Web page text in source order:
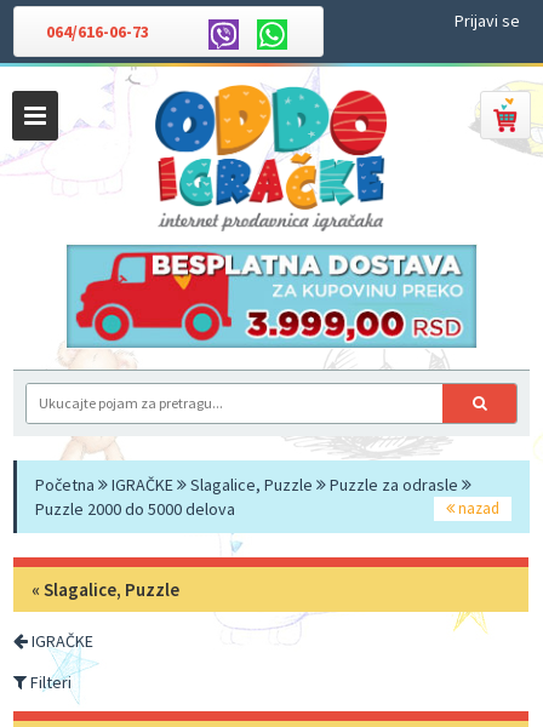
064/616-06-73 Prijavi se
Početna IGRAČKE Slagalice, Puzzle
Puzzle za odrasle
Puzzle 2000 do 5000 delova
nazad
«Slagalice, Puzzle
IGRAČKE
Filteri